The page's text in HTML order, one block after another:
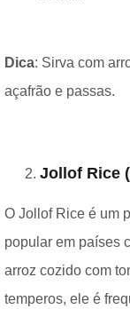
Dica: Sirva com
açafrão e passas.
Jollof Rice
O Jollof Rice é um
popular em países
arroz cozido com
temperos, ele é